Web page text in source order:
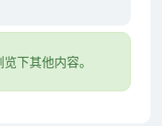
下其他内容。